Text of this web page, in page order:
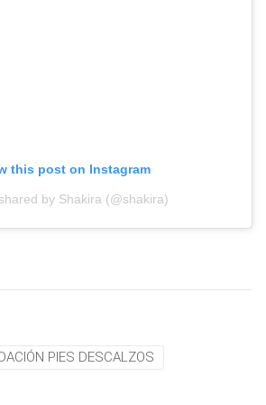
this post on Instagram
by Shakira (@shakira)
PIES DESCALZOS